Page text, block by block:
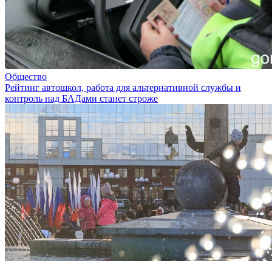
Общество
Рейтинг автошкол, работа для альтернативной службы и
контроль над БАДами станет строже